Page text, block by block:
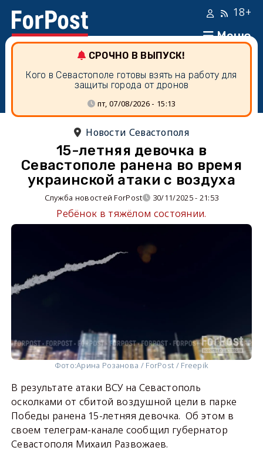
Меню
18+
СРОЧНО В ВЫПУСК!
Кого в Севастополе готовы взять на работу для
защиты города от дронов
пт, 07/08/2026 - 15:13
Новости Севастополя
15-летняя девочка в
Севастополе ранена во время
украинской атаки с воздуха
Служба новостей ForPost 30/11/2025 - 21:53
Ребёнок в тяжёлом состоянии.
Фото:Арина Розанова / ForPost / Freepik
В результате атаки ВСУ на Севастополь
осколками от сбитой воздушной цели в парке
Победы ранена 15-летняя девочка. Об этом в
своем телеграм-канале сообщил губернатор
Севастополя Михаил Развожаев.